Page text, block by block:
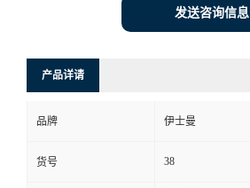
发送咨询信息
产品详请
品牌 伊士曼
货号 38